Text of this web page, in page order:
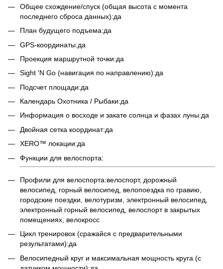
Общее схождение/спуск (общая высота с момента
последнего сброса данных):да
План будущего подъема:да
GPS-координаты:да
Проекция маршрутной точки:да
Sight 'N Go (навигация по направлению):да
Подсчет площади:да
Календарь Охотника / Рыбаки:да
Информация о восходе и закате солнца и фазах луны:да
Двойная сетка координат:да
XERO™ локации:да
Функции для велоспорта:
Профили для велоспорта:велоспорт, дорожный
велосипед, горный велосипед, велопоездка по гравию,
городские поездки, велотуризм, электронный велосипед,
электронный горный велосипед, велоспорт в закрытых
помещениях, велокросс
Цикл тренировок (сражайся с предварительными
результатами):да
Велосипедный круг и максимальная мощность круга (с